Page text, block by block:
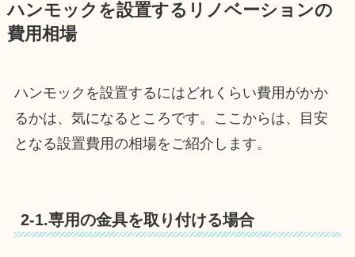
ハンモックを設置するリノベーションの
費用相場
ハンモックを設置するにはどれくらい費用がかか
るかは、気になるところです。ここからは、目安
となる設置費用の相場をご紹介します。
2-1.専用の金具を取り付ける場合